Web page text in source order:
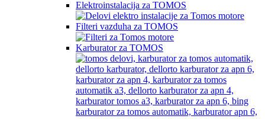
Elektroinstalacija za TOMOS
Filteri vazduha za TOMOS
Karburator za TOMOS